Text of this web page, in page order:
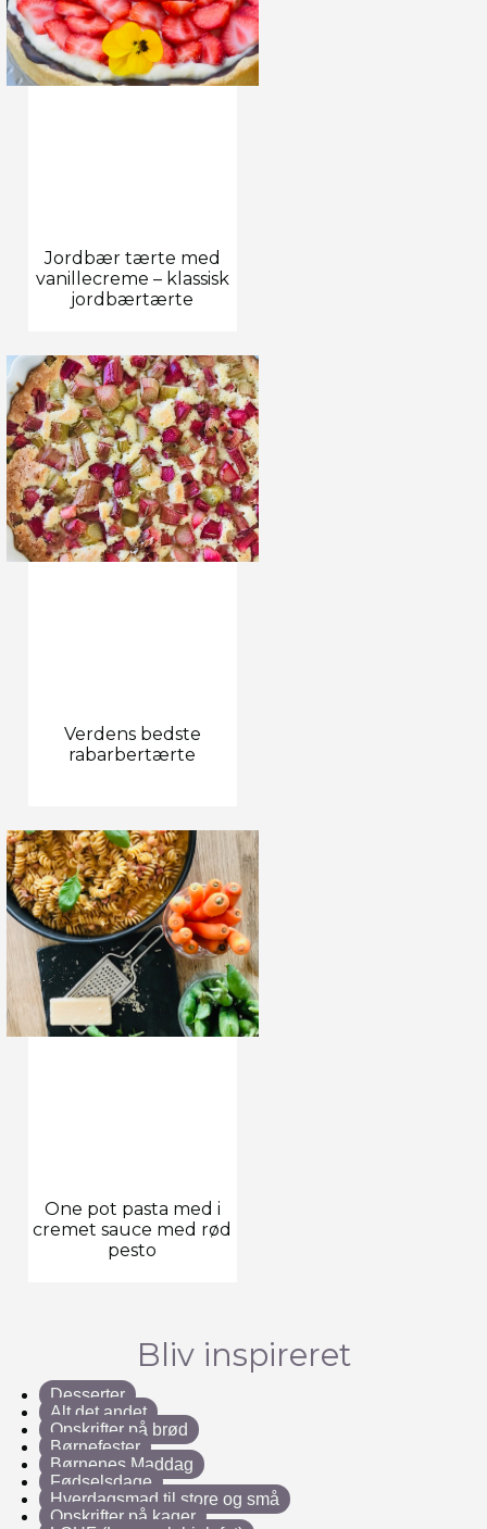
Jordbær tærte med
vanillecreme – klassisk
jordbærtærte
Verdens bedste
rabarbertærte
One pot pasta med i
cremet sauce med rød
pesto
Bliv inspireret
Desserter
Alt det andet
Opskrifter på brød
Børnefester
Børnenes Maddag
Fødselsdage
Hverdagsmad til store og små
Opskrifter på kager